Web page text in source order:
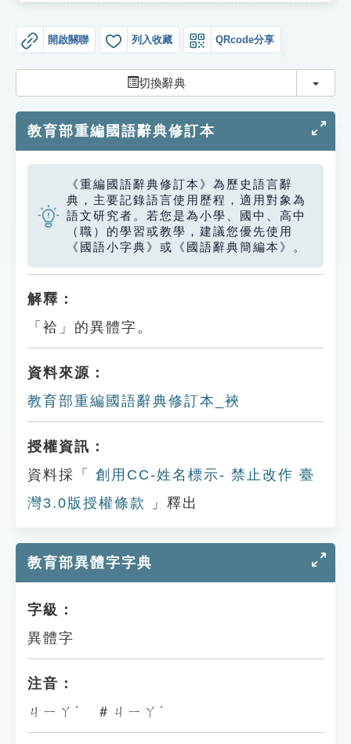
貓頭鷹博士
開啟關聯 列入收藏 QRcode分享
切換辭典 切換
教育部重編國語辭典修訂本
《重編國語辭典修訂本》為歷史語言辭
典，主要記錄語言使用歷程，適用對象為
語文研究者。若您是為小學、國中、高中
（職）的學習或教學，建議您優先使用
《國語小字典》或《國語辭典簡編本》。
解釋：
「袷」的異體字。
資料來源：
教育部重編國語辭典修訂本_裌
授權資訊：
資料採「
創用CC-姓名標示- 禁止改作 臺
灣3.0版授權條款
」釋出
教育部異體字字典
字級：
異體字
注音：
ㄐㄧㄚˊ ＃ㄐㄧㄚˊ